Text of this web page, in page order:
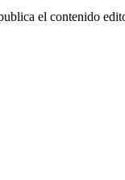
el contenido